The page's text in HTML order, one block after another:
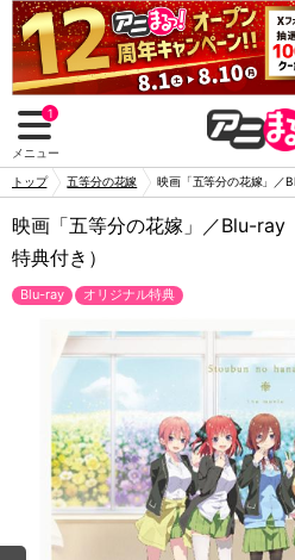
1
メニュー
トップ 五等分の花嫁 映画「五等分の花嫁」／
映画「五等分の花嫁」／Blu-ray
特典付き）
Blu-ray オリジナル特典